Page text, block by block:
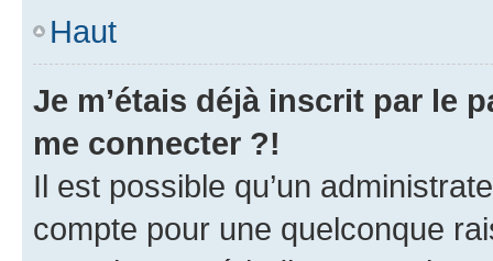
Haut
Je m’étais déjà inscrit par le
me connecter ?!
Il est possible qu’un
compte pour une quelconque